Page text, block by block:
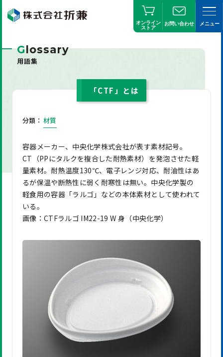
オンライン
ストア
お問い合わせ メニュー
Glossary
用語集
「CTF」とは
分類： 材質
容器メーカー、中央化学株式会社が表す素材記号。
CT（PPにタルクを複合した耐熱素材）を発泡させた軽
量素材。耐熱温度130℃、電子レンジ対応、耐油性はあ
るが保温や断熱性に弱く耐寒性は無い。中央化学製の
軽食用の容器「ラルゴ」などの本体素材として使われて
いる。
画像：CTFラルゴ IM22-19 W 身（中央化学）